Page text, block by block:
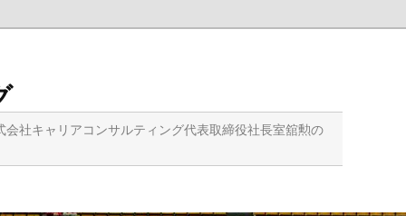
社キャリアコンサルティング代表取締役社長室舘勲の